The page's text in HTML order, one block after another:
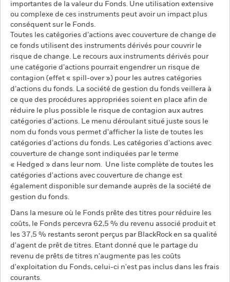
importantes de la valeur du Fonds. Une utilisation extensive
ou complexe de ces instruments peut avoir un impact plus
conséquent sur le Fonds.
Toutes les catégories d’actions avec couverture de change de
ce fonds utilisent des instruments dérivés pour couvrir le
risque de change. Le recours aux instruments dérivés pour
une catégorie d’actions pourrait engendrer un risque de
contagion (effet « spill-over ») pour les autres catégories
d’actions du fonds. La société de gestion du fonds veillera à
ce que des procédures appropriées soient en place afin de
réduire le plus possible le risque de contagion aux autres
catégories d’actions. Le menu déroulant situé juste sous le
nom du fonds vous permet d’afficher la liste de toutes les
catégories d’actions du fonds. Les catégories d’actions avec
couverture de change sont indiquées par le terme
« Hedged » dans leur nom. Une liste complète de toutes les
catégories d'actions avec couverture de change est
également disponible sur demande auprès de la société de
gestion du fonds.
Dans la mesure où le Fonds prête des titres pour réduire les
coûts, le Fonds percevra 62,5 % du revenu associé produit et
les 37,5 % restants seront perçus par BlackRock en sa qualité
d'agent de prêt de titres. Etant donné que le partage du
revenu de prêts de titres n'augmente pas les coûts
d'exploitation du Fonds, celui-ci n'est pas inclus dans les frais
courants.